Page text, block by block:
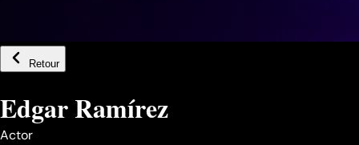
Retour
Edgar Ramírez
Actor